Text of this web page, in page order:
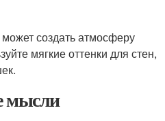
создать атмосферу
мягкие оттенки для стен,
мысли